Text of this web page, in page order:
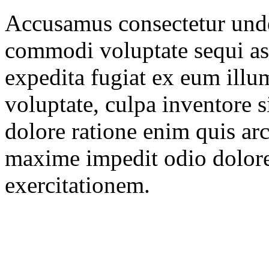
Accusamus consectetur
commodi voluptate sequi
expedita fugiat ex eum
voluptate, culpa inventore
dolore ratione enim quis
maxime impedit odio
exercitationem.